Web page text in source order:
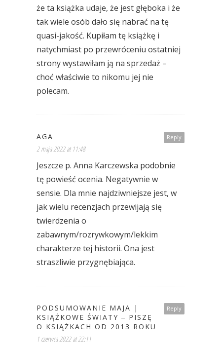
że ta książka udaje, że jest głęboka i że
tak wiele osób dało się nabrać na tę
quasi-jakość. Kupiłam tę książkę i
natychmiast po przewróceniu ostatniej
strony wystawiłam ją na sprzedaż –
choć właściwie to nikomu jej nie
polecam.
Reply
AGA
2 maja 2022 at 11:48
Jeszcze p. Anna Karczewska podobnie
tę powieść ocenia. Negatywnie w
sensie. Dla mnie najdziwniejsze jest, w
jak wielu recenzjach przewijają się
twierdzenia o
zabawnym/rozrywkowym/lekkim
charakterze tej historii. Ona jest
straszliwie przygnębiająca.
Reply
PODSUMOWANIE MAJA |
KSIĄŻKOWE ŚWIATY ‒ PISZĘ
O KSIĄŻKACH OD 2013 ROKU
1 czerwca 2022 at 22:11